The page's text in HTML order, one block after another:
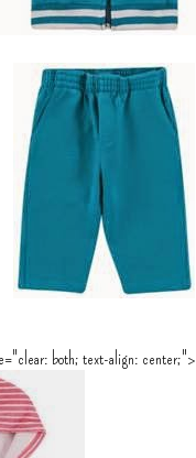
both; text-align: center;">